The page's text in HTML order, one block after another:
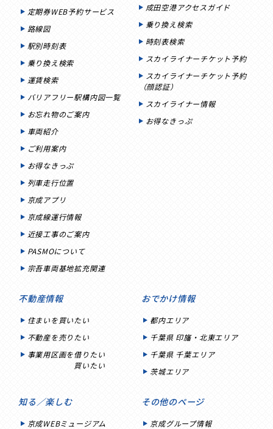
定期券WEB予約サービス
路線図
駅別時刻表
乗り換え検索
運賃検索
バリアフリー駅構内図一覧
お忘れ物のご案内
車両紹介
ご利用案内
お得なきっぷ
列車走行位置
京成アプリ
京成線運行情報
近接工事のご案内
PASMOについて
宗吾車両基地拡充関連
成田空港アクセスガイド
乗り換え検索
時刻表検索
スカイライナーチケット予約
スカイライナーチケット予約
（顔認証）
スカイライナー情報
お得なきっぷ
不動産情報
住まいを買いたい
不動産を売りたい
事業用区画を借りたい
買いたい
おでかけ情報
都内エリア
千葉県 印旛・北東エリア
千葉県 千葉エリア
茨城エリア
知る／楽しむ
京成WEBミュージアム
その他のページ
京成グループ情報